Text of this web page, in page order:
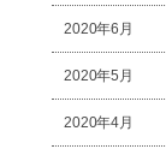
2020年6月
2020年5月
2020年4月